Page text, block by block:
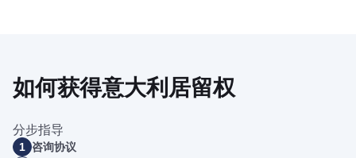
如何获得意大利居留权
分步指导
1 咨询协议